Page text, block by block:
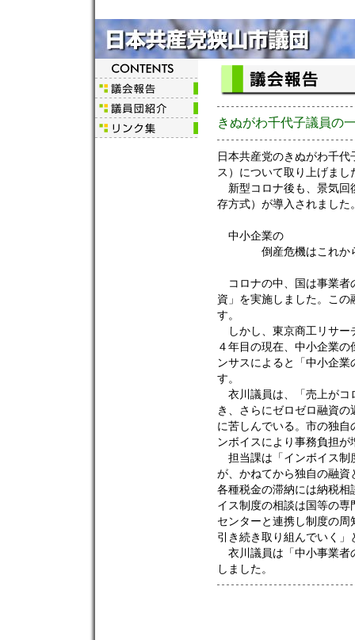
きぬがわ千代子議員の
日本共産党のきぬがわ千
ス）について取り上げまし
新型コロナ後も、景気回
存方式）が導入されました
中小企業の
倒産危機はこれか
コロナの中、国は事業者
資」を実施しました。こ
す。
しかし、東京商工リサー
４年目の現在、中小企業
ンサスによると「中小企
す。
衣川議員は、「売上がコ
き、さらにゼロゼロ融資
に苦しんでいる。市の独
ンボイスにより事務負担
担当課は「インボイス制
が、かねてから独自の融
各種税金の滞納には納税
イス制度の相談は国等の
センターと連携し制度の
引き続き取り組んでいく」
衣川議員は「中小事業者
しました。